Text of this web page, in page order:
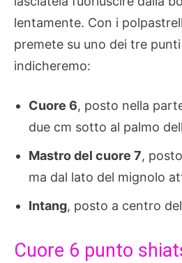
lentamente. Con i
premete su uno dei tre
indicheremo:
Cuore 6, posto nella
due cm sotto al palmo
Mastro del cuore 7,
ma dal lato del mignolo
Intang, posto a centro
Cuore 6 punto